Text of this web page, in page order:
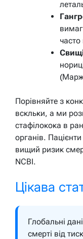
часто
Порівняйте з
вскльки, а ми
стафілокока в
органів.
вищий ризик
NCBI.
Цікава
Глобальні
смерті від